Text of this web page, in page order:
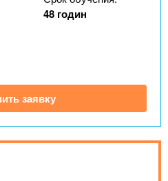
48 годин
заявку